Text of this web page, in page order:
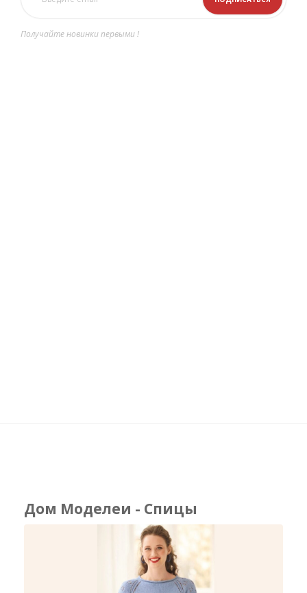
Получайте новинки первыми !
Дом Моделеи - Спицы